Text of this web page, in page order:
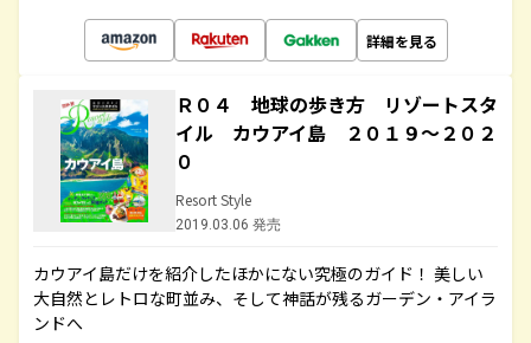
詳細を見る
Ｒ０４ 地球の歩き方 リゾートスタ
イル カウアイ島 ２０１９～２０２
０
Resort Style
2019.03.06 発売
カウアイ島だけを紹介したほかにない究極のガイド！ 美しい
大自然とレトロな町並み、そして神話が残るガーデン・アイラ
ンドへ